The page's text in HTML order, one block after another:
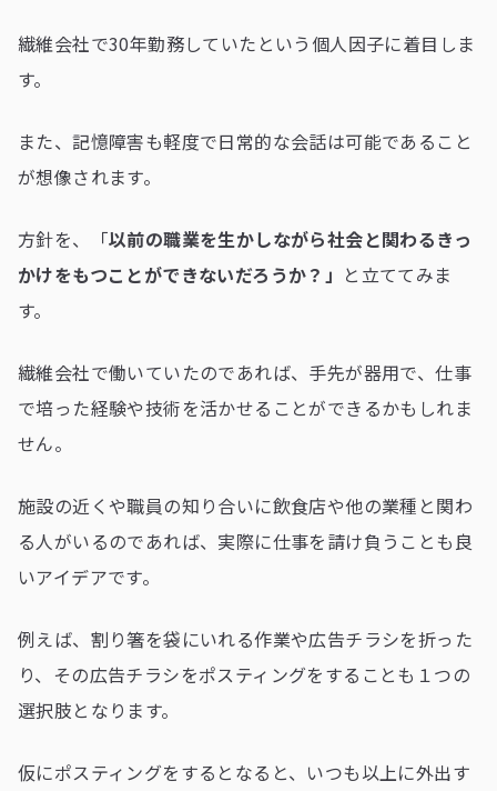
繊維会社で30年勤務していたという個人因子に着目しま
す。
また、記憶障害も軽度で日常的な会話は可能であること
が想像されます。
方針を、「以前の職業を生かしながら社会と関わるきっ
かけをもつことができないだろうか？」 と立ててみま
す。
繊維会社で働いていたのであれば、手先が器用で、仕事
で培った経験や技術を活かせることができるかもしれま
せん。
施設の近くや職員の知り合いに飲食店や他の業種と関わ
る人がいるのであれば、実際に仕事を請け負うことも良
いアイデアです。
例えば、割り箸を袋にいれる作業や広告チラシを折った
り、その広告チラシをポスティングをすることも１つの
選択肢となります。
仮にポスティングをするとなると、いつも以上に外出す